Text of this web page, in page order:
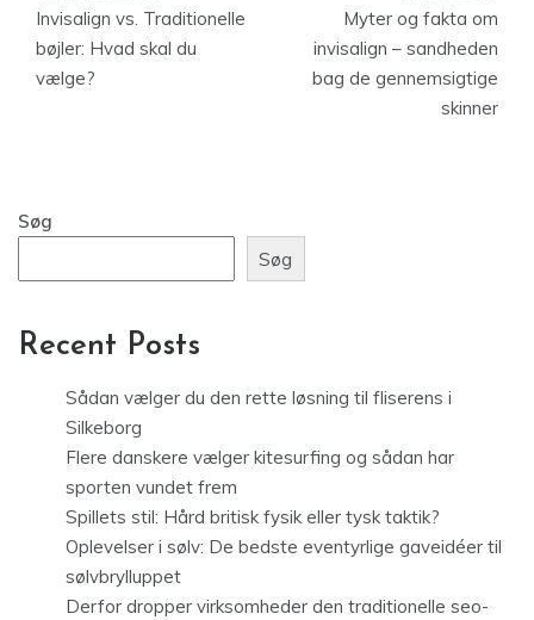
Invisalign vs. Traditionelle
bøjler: Hvad skal du
vælge?
Myter og fakta om
invisalign – sandheden
bag de gennemsigtige
skinner
Søg
Søg
Recent Posts
Sådan vælger du den rette løsning til fliserens i
Silkeborg
Flere danskere vælger kitesurfing og sådan har
sporten vundet frem
Spillets stil: Hård britisk fysik eller tysk taktik?
Oplevelser i sølv: De bedste eventyrlige gaveidéer til
sølvbrylluppet
Derfor dropper virksomheder den traditionelle seo-